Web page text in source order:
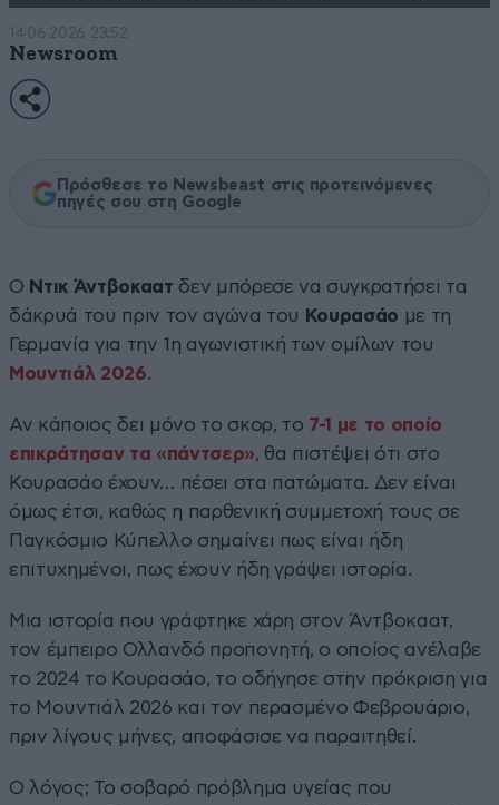
14·06·2026 23:52
Newsroom
Πρόσθεσε το Newsbeast στις προτεινόμενες
πηγές σου στη Google
Ο Ντικ Άντβοκαατ δεν μπόρεσε να συγκρατήσει τα
δάκρυά του πριν τον αγώνα του Κουρασάο με τη
Γερμανία για την 1η αγωνιστική των ομίλων του
Μουντιάλ 2026.
Αν κάποιος δει μόνο το σκορ, το 7-1 με το οποίο
επικράτησαν τα «πάντσερ», θα πιστέψει ότι στο
Κουρασάο έχουν… πέσει στα πατώματα. Δεν είναι
όμως έτσι, καθώς η παρθενική συμμετοχή τους σε
Παγκόσμιο Κύπελλο σημαίνει πως είναι ήδη
επιτυχημένοι, πως έχουν ήδη γράψει ιστορία.
Μια ιστορία που γράφτηκε χάρη στον Άντβοκαατ,
τον έμπειρο Ολλανδό προπονητή, ο οποίος ανέλαβε
το 2024 το Κουρασάο, το οδήγησε στην πρόκριση για
το Μουντιάλ 2026 και τον περασμένο Φεβρουάριο,
πριν λίγους μήνες, αποφάσισε να παραιτηθεί.
Ο λόγος; Το σοβαρό πρόβλημα υγείας που